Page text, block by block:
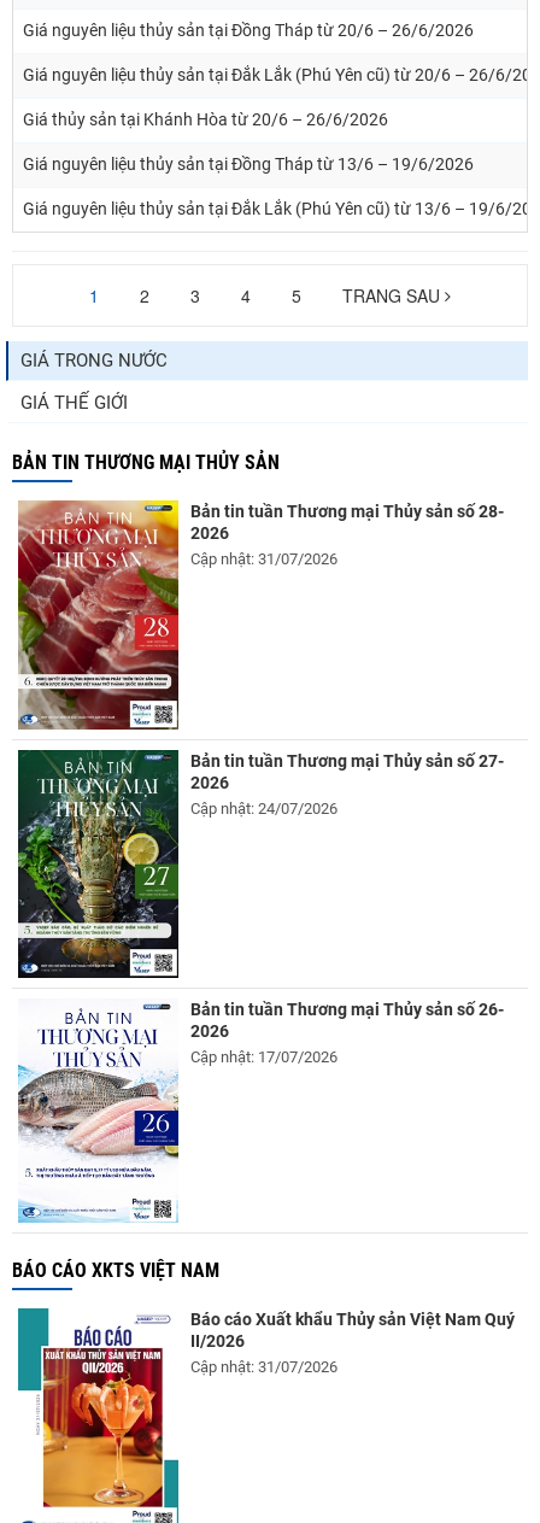
Giá nguyên liệu thủy sản tại Đồng Tháp từ 20/6 – 26/6/2026
Giá nguyên liệu thủy sản tại Đắk Lắk (Phú Yên cũ) từ 20/6 – 26/6/
Giá thủy sản tại Khánh Hòa từ 20/6 – 26/6/2026
Giá nguyên liệu thủy sản tại Đồng Tháp từ 13/6 – 19/6/2026
Giá nguyên liệu thủy sản tại Đắk Lắk (Phú Yên cũ) từ 13/6 – 19/6/
1 2 3 4 5 TRANG SAU
GIÁ TRONG NƯỚC
GIÁ THẾ GIỚI
BẢN TIN THƯƠNG MẠI THỦY SẢN
Bản tin tuần Thương mại Thủy sản số 28-
2026
Cập nhật: 31/07/2026
Bản tin tuần Thương mại Thủy sản số 27-
2026
Cập nhật: 24/07/2026
Bản tin tuần Thương mại Thủy sản số 26-
2026
Cập nhật: 17/07/2026
BÁO CÁO XKTS VIỆT NAM
Báo cáo Xuất khẩu Thủy sản Việt Nam Quý
II/2026
Cập nhật: 31/07/2026